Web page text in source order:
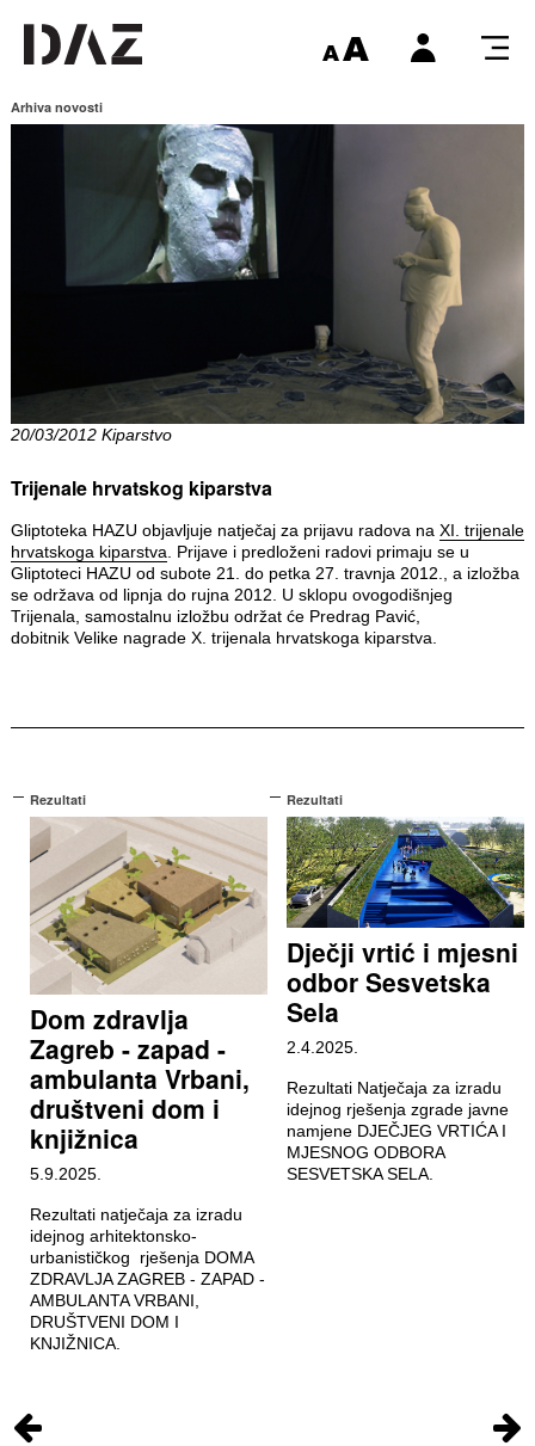
Arhiva novosti
20/03/2012 Kiparstvo
Trijenale hrvatskog kiparstva
Gliptoteka HAZU objavljuje natječaj za prijavu radova na XI. trijenale
hrvatskoga kiparstva . Prijave i predloženi radovi primaju se u
Gliptoteci HAZU od subote 21. do petka 27. travnja 2012., a izložba
se održava od lipnja do rujna 2012. U sklopu ovogodišnjeg
Trijenala, samostalnu izložbu održat će Predrag Pavić,
dobitnik Velike nagrade X. trijenala hrvatskoga kiparstva.
Rezultati
Dom zdravlja
Zagreb - zapad -
ambulanta Vrbani,
društveni dom i
knjižnica
5.9.2025.
Rezultati natječaja za izradu
idejnog arhitektonsko-
urbanističkog rješenja DOMA
ZDRAVLJA ZAGREB - ZAPAD -
AMBULANTA VRBANI,
DRUŠTVENI DOM I
KNJIŽNICA.
Rezultati
Dječji vrtić i mjesni
odbor Sesvetska
Sela
2.4.2025.
Rezultati Natječaja za izradu
idejnog rješenja zgrade javne
namjene DJEČJEG VRTIĆA I
MJESNOG ODBORA
SESVETSKA SELA.